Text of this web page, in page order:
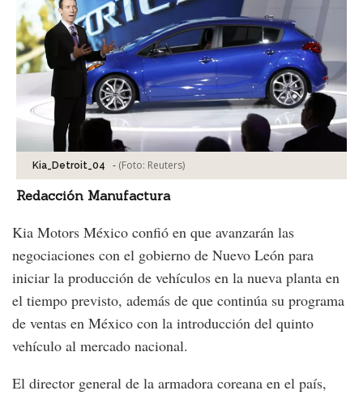
Kia_Detroit_04 - (Foto: Reuters)
Redacción Manufactura
Kia Motors México confió en que avanzarán las
negociaciones con el gobierno de Nuevo León para
iniciar la producción de vehículos en la nueva planta en
el tiempo previsto, además de que continúa su programa
de ventas en México con la introducción del quinto
vehículo al mercado nacional.
El director general de la armadora coreana en el país,